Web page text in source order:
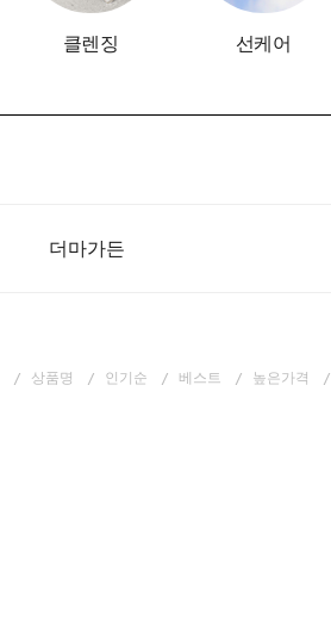
클렌징 선케어
더마가든
상품명 인기순 베스트 높은가격